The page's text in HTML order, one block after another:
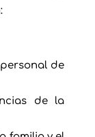
de
de la